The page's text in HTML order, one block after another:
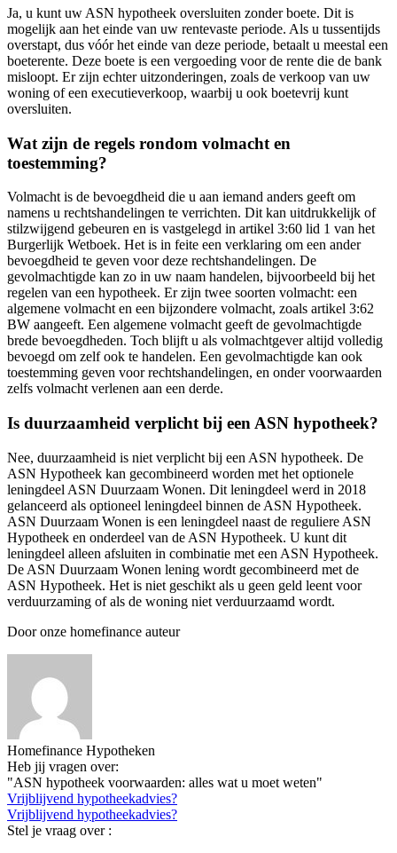
Ja, u kunt uw ASN hypotheek oversluiten zonder boete. Dit is
mogelijk aan het einde van uw rentevaste periode. Als u tussentijds
overstapt, dus vóór het einde van deze periode, betaalt u meestal een
boeterente. Deze boete is een vergoeding voor de rente die de bank
misloopt. Er zijn echter uitzonderingen, zoals de verkoop van uw
woning of een executieverkoop, waarbij u ook boetevrij kunt
oversluiten.
Wat zijn de regels rondom volmacht en
toestemming?
Volmacht is de bevoegdheid die u aan iemand anders geeft om
namens u rechtshandelingen te verrichten. Dit kan uitdrukkelijk of
stilzwijgend gebeuren en is vastgelegd in artikel 3:60 lid 1 van het
Burgerlijk Wetboek. Het is in feite een verklaring om een ander
bevoegdheid te geven voor deze rechtshandelingen. De
gevolmachtigde kan zo in uw naam handelen, bijvoorbeeld bij het
regelen van een hypotheek. Er zijn twee soorten volmacht: een
algemene volmacht en een bijzondere volmacht, zoals artikel 3:62
BW aangeeft. Een algemene volmacht geeft de gevolmachtigde
brede bevoegdheden. Toch blijft u als volmachtgever altijd volledig
bevoegd om zelf ook te handelen. Een gevolmachtigde kan ook
toestemming geven voor rechtshandelingen, en onder voorwaarden
zelfs volmacht verlenen aan een derde.
Is duurzaamheid verplicht bij een ASN hypotheek?
Nee, duurzaamheid is niet verplicht bij een ASN hypotheek. De
ASN Hypotheek kan gecombineerd worden met het optionele
leningdeel ASN Duurzaam Wonen. Dit leningdeel werd in 2018
gelanceerd als optioneel leningdeel binnen de ASN Hypotheek.
ASN Duurzaam Wonen is een leningdeel naast de reguliere ASN
Hypotheek en onderdeel van de ASN Hypotheek. U kunt dit
leningdeel alleen afsluiten in combinatie met een ASN Hypotheek.
De ASN Duurzaam Wonen lening wordt gecombineerd met de
ASN Hypotheek. Het is niet geschikt als u geen geld leent voor
verduurzaming of als de woning niet verduurzaamd wordt.
Door onze homefinance auteur
Homefinance Hypotheken
Heb jij vragen over:
"ASN hypotheek voorwaarden: alles wat u moet weten"
Vrijblijvend hypotheekadvies?
Vrijblijvend hypotheekadvies?
Stel je vraag over :